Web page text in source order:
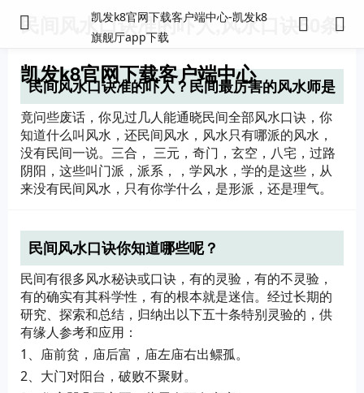
凯发k8官网下载客户端中心-凯发k8
旗舰厅app下载
民间风水口诀准的吓人,风水口诀50条-
凯发k8官网下载客户端中心
民间风水口诀准的吓人？民间最厉害的风水师是
谁？
竟问些废话，你见过几人能通晓民间全部风水口诀，你
知道什么叫风水，还民间风水，风水只有哪派的风水，
没有民间一说。三合， 三元，奇门，玄空，八宅，过路
阴阳，这些叫门派，派系，，学风水，学的是这些，从
来没有民间风水，只有你学什么，是形派，还是理气。
民间风水口诀你知道哪些呢？
民间有很多风水秘诀或口诀，有的灵验，有的不灵验，
有的确实有其科学性，有的根本就是迷信。经过长期的
研究、探索和总结，归纳出以下五十条特别灵验的，供
有缘人参考和应用：
1、庙前贫，庙后富，庙左庙右出鳏孤。
2、大门对阳台，破败不聚财。